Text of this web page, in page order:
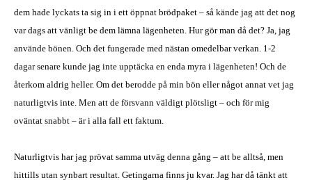
dem hade lyckats ta sig in i ett öppnat brödpaket – så kände jag att det nog
var dags att vänligt be dem lämna lägenheten. Hur gör man då det? Ja, jag
använde bönen. Och det fungerade med nästan omedelbar verkan. 1-2
dagar senare kunde jag inte upptäcka en enda myra i lägenheten! Och de
återkom aldrig heller. Om det berodde på min bön eller något annat vet jag
naturligtvis inte. Men att de försvann väldigt plötsligt – och för mig
oväntat snabbt – är i alla fall ett faktum.
Naturligtvis har jag prövat samma utväg denna gång – att be alltså, men
hittills utan synbart resultat. Getingarna finns ju kvar. Jag har då tänkt att